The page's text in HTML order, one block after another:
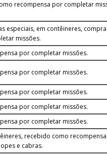
recompensa por completar
especiais, em contêineres,
missões.
por completar missões.
por completar missões.
por completar missões.
por completar missões.
por completar missões.
recebido como
e cabras.